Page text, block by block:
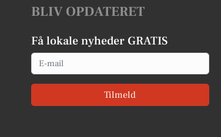
BLIV OPDATERET
Få lokale nyheder GRATIS
Email
Tilmeld